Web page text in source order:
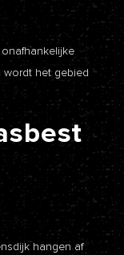
wordt het gebied
hangen af